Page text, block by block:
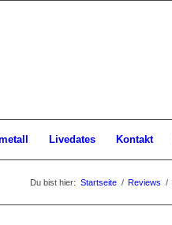
Livedates Kontakt
Du bist hier: Startseite / Reviews /